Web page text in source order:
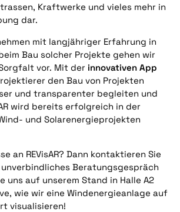
Kraftwerke und vieles mehr in
dar.
mit langjähriger Erfahrung in
Bau solcher Projekte gehen wir
vor. Mit der innovativen App
den Bau von Projekten
und transparenter begleiten und
wird bereits erfolgreich in der
und Solarenergieprojekten
an REVisAR? Dann kontaktieren Sie
Beratungsgespräch
uns auf unserem Stand in Halle A2
wie wir eine Windenergieanlage auf
visualisieren!